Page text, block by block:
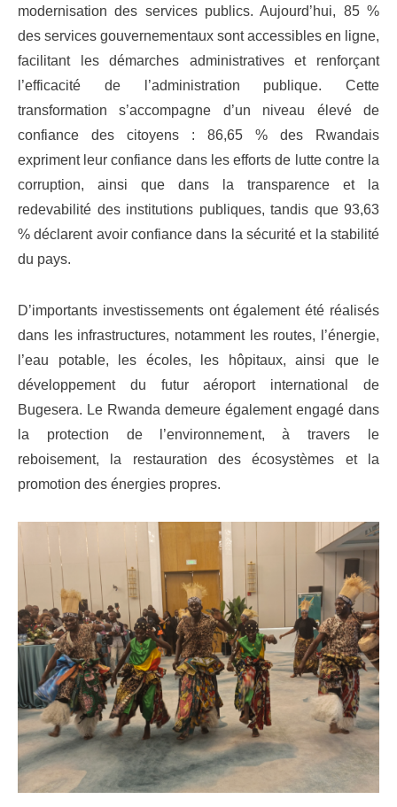
modernisation des services publics. Aujourd’hui, 85 %
des services gouvernementaux sont accessibles en ligne,
facilitant les démarches administratives et renforçant
l’efficacité de l’administration publique. Cette
transformation s’accompagne d’un niveau élevé de
confiance des citoyens : 86,65 % des Rwandais
expriment leur confiance dans les efforts de lutte contre la
corruption, ainsi que dans la transparence et la
redevabilité des institutions publiques, tandis que 93,63
% déclarent avoir confiance dans la sécurité et la stabilité
du pays.
D’importants investissements ont également été réalisés
dans les infrastructures, notamment les routes, l’énergie,
l’eau potable, les écoles, les hôpitaux, ainsi que le
développement du futur aéroport international de
Bugesera. Le Rwanda demeure également engagé dans
la protection de l’environnement, à travers le
reboisement, la restauration des écosystèmes et la
promotion des énergies propres.